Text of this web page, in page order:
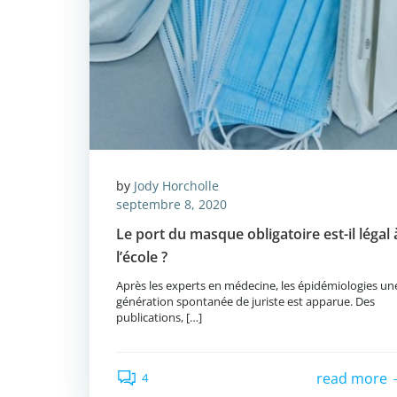
by Jody Horcholle
septembre 8, 2020
Le port du masque obligatoire est-il légal
l’école ?
Après les experts en médecine, les épidémiologies
génération spontanée de juriste est apparue. Des
publications, […]
4 read more